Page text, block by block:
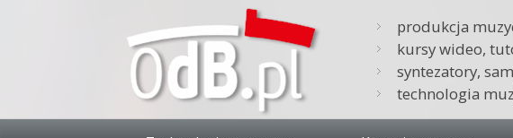
produkcja
kursy wideo,
syntezatory,
technologia